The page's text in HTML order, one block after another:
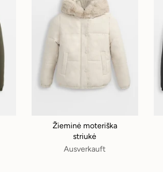
Žieminė moteriška
striukė
Ausverkauft